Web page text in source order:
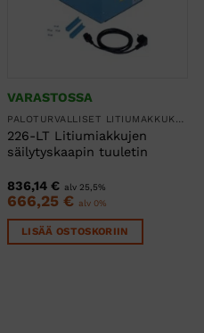
VARASTOSSA
PALOTURVALLISET LITIUMAKKUKAAPIT
226-LT Litiumiakkujen
säilytyskaapin tuuletin
836,14€ alv 25,5%
666,25€ alv 0%
LISÄÄ OSTOSKORIIN